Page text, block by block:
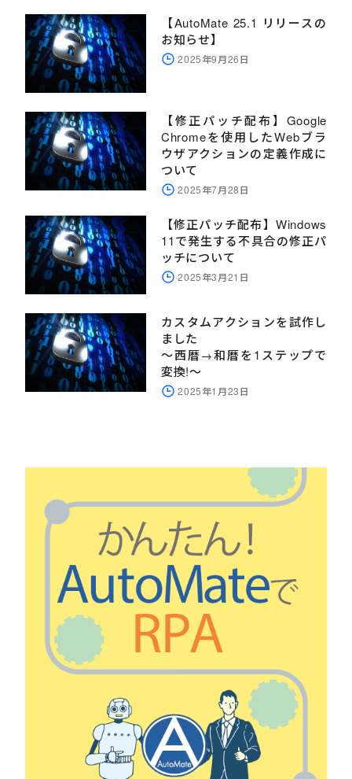
【AutoMate 25.1 リリースの
お知らせ】
2025年9月26日
【修正パッチ配布】Google
Chromeを使用したWebブラ
ウザアクションの定義作成に
ついて
2025年7月28日
【修正パッチ配布】Windows
11で発生する不具合の修正パ
ッチについて
2025年3月21日
カスタムアクションを試作し
ました
～西暦→和暦を1ステップで
変換!～
2025年1月23日